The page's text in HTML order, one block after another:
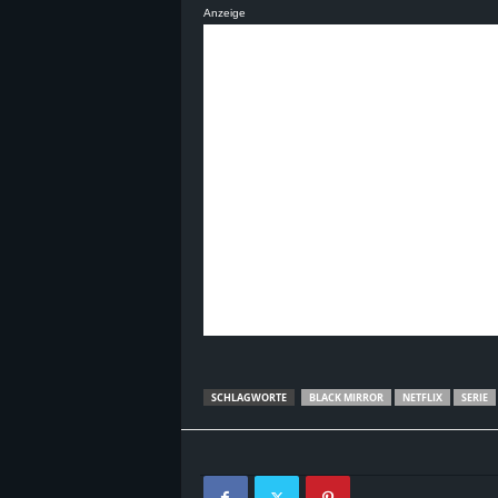
Anzeige
SCHLAGWORTE BLACK MIRROR NETFLIX SERIE